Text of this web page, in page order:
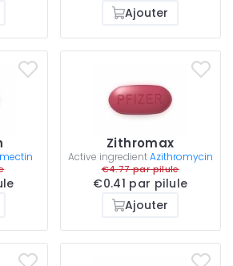
Ajouter
Zithromax
Active ingredientAzithromycin
€4.77 par pilule
€0.41 par pilule
Ajouter